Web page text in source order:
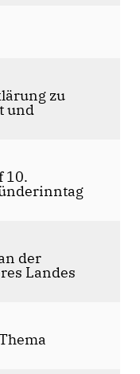
zu
und
10.
der
Landes